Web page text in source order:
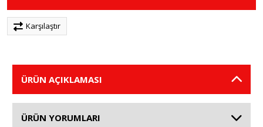
Karşılaştır
ÜRÜN AÇIKLAMASI
ÜRÜN YORUMLARI